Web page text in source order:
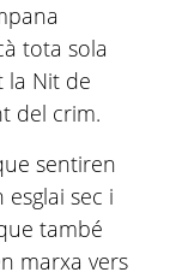
tota sola
la Nit de
del crim.
sentiren
esglai sec i
també
marxa vers